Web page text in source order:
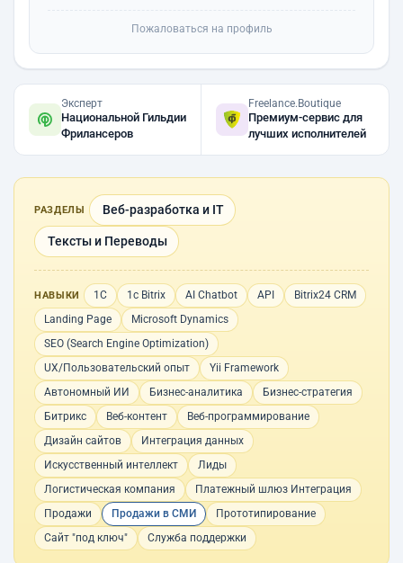
Пожаловаться на профиль
Эксперт
Национальной Гильдии
Фрилансеров
Freelance.Boutique
Премиум-сервис для
лучших исполнителей
РАЗДЕЛЫ Веб-разработка и IT
Тексты и Переводы
НАВЫКИ 1С 1с Bitrix AI Chatbot API
Bitrix24 CRM
Landing Page
Microsoft Dynamics
SEO (Search Engine Optimization)
UX/Пользовательский опыт
Yii Framework
Автономный ИИ
Бизнес-аналитика
Бизнес-стратегия
Битрикс
Веб-контент
Веб-программирование
Дизайн сайтов
Интеграция данных
Искусственный интеллект
Лиды
Логистическая компания
Платежный шлюз Интеграция
Продажи
Продажи в СМИ
Прототипирование
Сайт "под ключ"
Служба поддержки